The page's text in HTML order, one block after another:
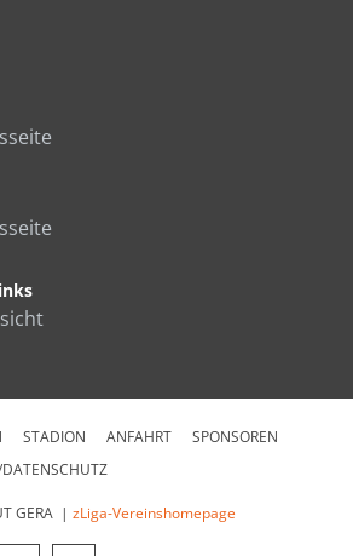
STADION ANFAHRT
SPONSOREN
GERA | zLiga-Vereinshomepage